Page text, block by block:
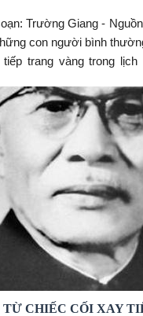
- Nguồn Theo Vietnamnet Tự
con người bình
trang vàng trong lịch
TỪ CHIẾC CỐI XAY